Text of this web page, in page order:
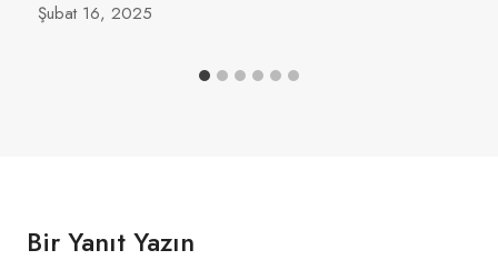
Şubat 16, 2025
Bir Yanıt Yazın